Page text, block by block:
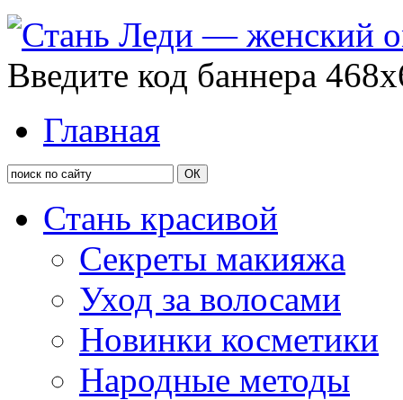
Введите код баннера
Главная
Стань красивой
Секреты макияжа
Уход за волосами
Новинки косметики
Народные методы